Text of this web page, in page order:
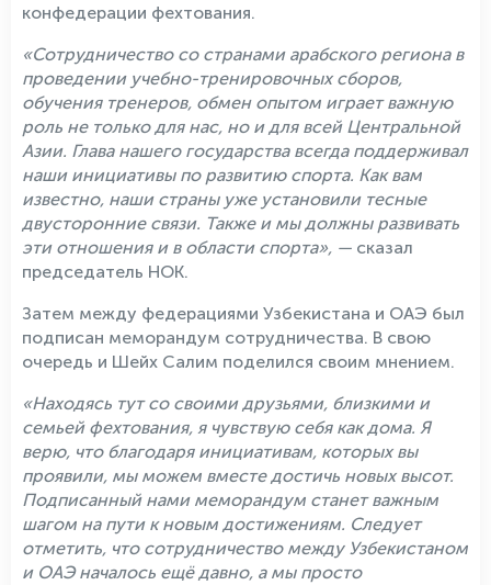
конфедерации фехтования.
«Сотрудничество со странами арабского региона в
проведении учебно-тренировочных сборов,
обучения тренеров, обмен опытом играет важную
роль не только для нас, но и для всей Центральной
Азии. Глава нашего государства всегда поддерживал
наши инициативы по развитию спорта. Как вам
известно, наши страны уже установили тесные
двусторонние связи. Также и мы должны развивать
эти отношения и в области спорта», — сказал
председатель НОК.
Затем между федерациями Узбекистана и ОАЭ был
подписан меморандум сотрудничества. В свою
очередь и Шейх Салим поделился своим мнением.
«Находясь тут со своими друзьями, близкими и
семьей фехтования, я чувствую себя как дома. Я
верю, что благодаря инициативам, которых вы
проявили, мы можем вместе достичь новых высот.
Подписанный нами меморандум станет важным
шагом на пути к новым достижениям. Следует
отметить, что сотрудничество между Узбекистаном
и ОАЭ началось ещё давно, а мы просто